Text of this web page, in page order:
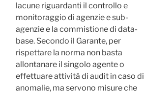
lacune riguardanti il controllo e
monitoraggio di agenzie e sub-
agenzie e la commistione di data-
base. Secondo il Garante, per
rispettare la norma non basta
allontanare il singolo agente o
effettuare attività di audit in caso di
anomalie, ma servono misure che